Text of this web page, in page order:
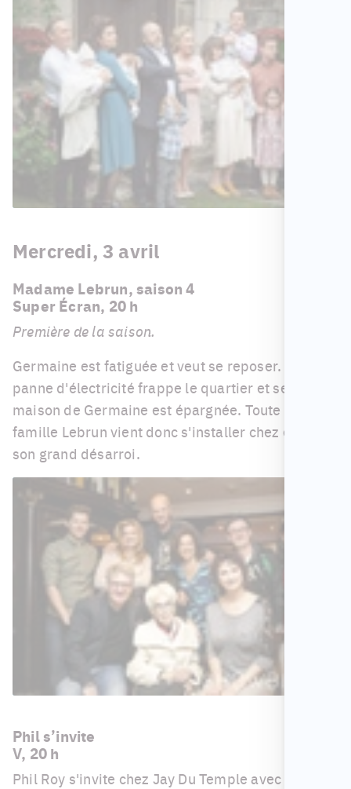
Mercredi, 3 avril
Madame Lebrun, saison 4
Super Écran, 20 h
Première de la saison.
Germaine est fatiguée et veut se reposer. Une
panne d'électricité frappe le quartier et seule la
maison de Germaine est épargnée. Toute la
famille Lebrun vient donc s'installer chez elle, à
son grand désarroi.
Phil s’invite
V, 20 h
Phil Roy s'invite chez Jay Du Temple avec qui il